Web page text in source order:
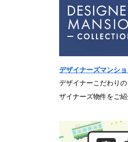
デザイナーズマンシ
デザイナーこだわり
ザイナーズ物件をご紹